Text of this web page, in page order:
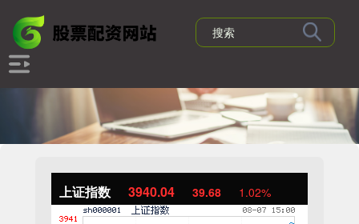
上证指数 3940.04 39.68 1.02%